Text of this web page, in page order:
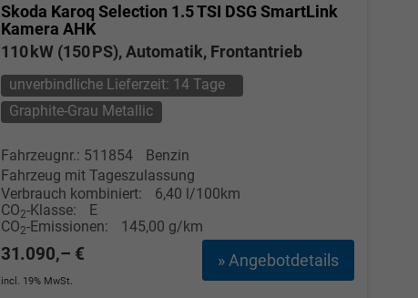
Skoda Karoq Selection 1.5 TSI DSG SmartLink
Kamera AHK
110 kW (150 PS), Automatik, Frontantrieb
unverbindliche Lieferzeit: 14 Tage
Graphite-Grau Metallic
Fahrzeugnr.: 511854
Benzin
Fahrzeug mit Tageszulassung
Verbrauch kombiniert:
6,40 l/100km
CO2-Klasse:
E
CO2-Emissionen: 145,00 g/km
» Angebotdetails
31.090,– €
incl. 19% MwSt.